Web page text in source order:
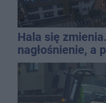
Hala się
nagłośnienie, a
QEMETICA